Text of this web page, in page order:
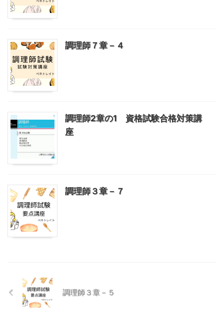
調理師７章－４
調理師2章の1 資格試験合格対策講
座
調理師３章－７
調理師３章－５